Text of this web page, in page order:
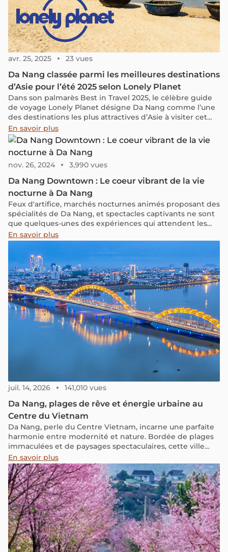
avr. 25, 2025 23 vues
Da Nang classée parmi les meilleures destinations
d’Asie pour l’été 2025 selon Lonely Planet
Dans son palmarès Best in Travel 2025, le célèbre guide
de voyage Lonely Planet désigne Da Nang comme l’une
des destinations les plus attractives d’Asie à visiter cet
été. Entre plages de rêve, patrimoine culturel et coût de
la vie abordable, cette ville dynamique s’impose comme
une escale incontournable.
En savoir plus
nov. 26, 2024 3,990 vues
Da Nang Downtown : Le coeur vibrant de la vie
nocturne à Da Nang
Feux d'artifice, marchés nocturnes animés proposant des
spécialités de Da Nang, et spectacles captivants ne sont
que quelques-unes des expériences qui attendent les
visiteurs à Da Nang Downtown, la destination nocturne
la plus branchée de la ville, où chaque visite réserve des
surprises.
En savoir plus
juil. 14, 2026 141,010 vues
Da Nang, plages de rêve et énergie urbaine au
Centre du Vietnam
Da Nang, perle du Centre Vietnam, incarne une parfaite
harmonie entre modernité et nature. Bordée de plages
immaculées et de paysages spectaculaires, cette ville
raffinée séduit par son art de vivre paisible et son
atmosphère vibrante. À quelques kilomètres de Hoi An,
elle dévoile une richesse culturelle et gastronomique
remarquable. Da Nang a été classée parmi les 11
meilleures destinations asiatiques de l’année dernière et
demeure le seul représentant du Vietnam dans cette
prestigieuse sélection du magazine américain Condé
Nast Traveler. Pour une immersion complète et
inoubliable, découvrez notre guide exclusif des
incontournables de Da Nang.
En savoir plus